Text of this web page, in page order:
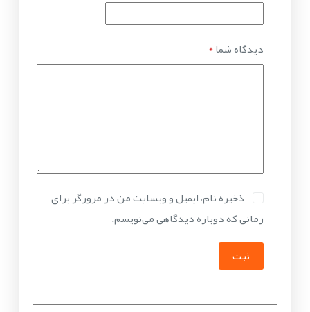
دیدگاه شما*
ذخیره نام، ایمیل و وبسایت من در مرورگر برای
زمانی که دوباره دیدگاهی می‌نویسم.
ثبت